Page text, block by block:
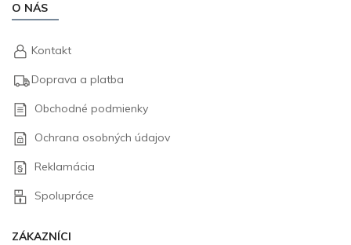
O NÁS
Kontakt
Doprava a platba
Obchodné podmienky
Ochrana osobných údajov
Reklamácia
Spolupráce
ZÁKAZNÍCI